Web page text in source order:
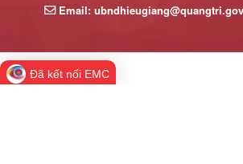
Email:
Đã kết nối EMC